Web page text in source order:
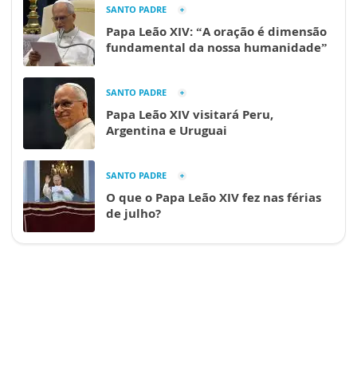
SANTO PADRE
Papa Leão XIV: “A oração é dimensão
fundamental da nossa humanidade”
SANTO PADRE
Papa Leão XIV visitará Peru,
Argentina e Uruguai
SANTO PADRE
O que o Papa Leão XIV fez nas férias
de julho?